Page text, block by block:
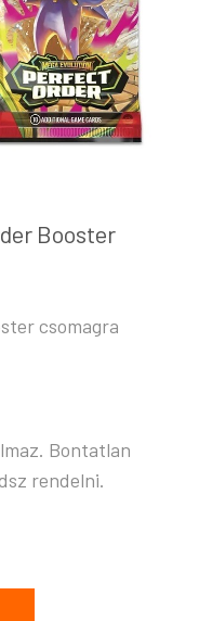
Booster
csomagra
Bontatlan
rendelni.